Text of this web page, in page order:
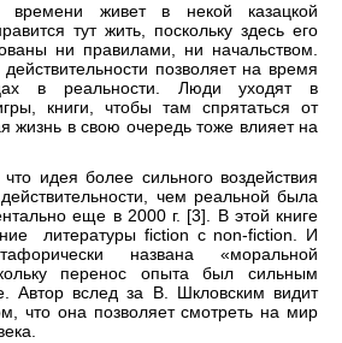
времени живет в некой казацкой
тут жить, поскольку здесь его
ни правилами, ни начальством.
позволяет на время
в реальности. Люди уходят в
книги, чтобы там спрятаться от
жизнь в свою очередь тоже влияет на
идея более сильного воздействия
чем реальной была
еще в 2000 г. [3]. В этой книге
литературы fiction с non-fiction. И
названа «моральной
перенос опыта был сильным
Автор вслед за В. Шкловским видит
что она позволяет смотреть на мир